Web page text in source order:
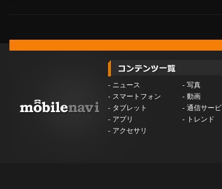
- ニュース - 写真
- スマートフォン - 動画
- タブレット - 通信サー
- アプリ -
トレンド
- アクセサリ